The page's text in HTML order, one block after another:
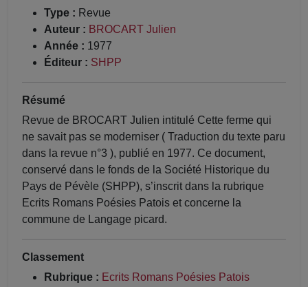
Type : Revue
Auteur : BROCART Julien
Année : 1977
Éditeur : SHPP
Résumé
Revue de BROCART Julien intitulé Cette ferme qui
ne savait pas se moderniser ( Traduction du texte paru
dans la revue n°3 ), publié en 1977. Ce document,
conservé dans le fonds de la Société Historique du
Pays de Pévèle (SHPP), s’inscrit dans la rubrique
Ecrits Romans Poésies Patois et concerne la
commune de Langage picard.
Classement
Rubrique : Ecrits Romans Poésies Patois